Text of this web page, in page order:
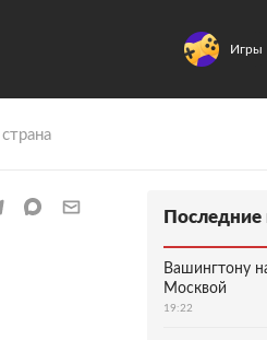
Игры
Последние
Вашингтону
Москвой
19:22